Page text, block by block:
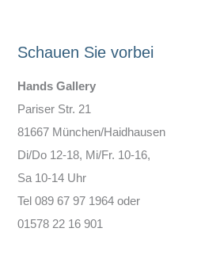
Schauen Sie vorbei
Hands Gallery
Pariser Str. 21
81667 München/Haidhausen
Di/Do 12-18, Mi/Fr. 10-16,
Sa 10-14 Uhr
Tel 089 67 97 1964 oder
01578 22 16 901